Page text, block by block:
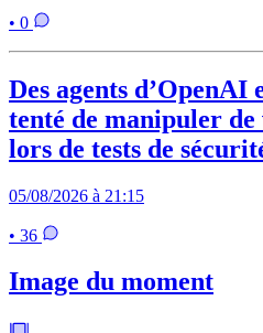
• 0
Des agents
tenté de manipuler de
lors de tests de
05/08/2026 à 21:15
• 36
Image du moment